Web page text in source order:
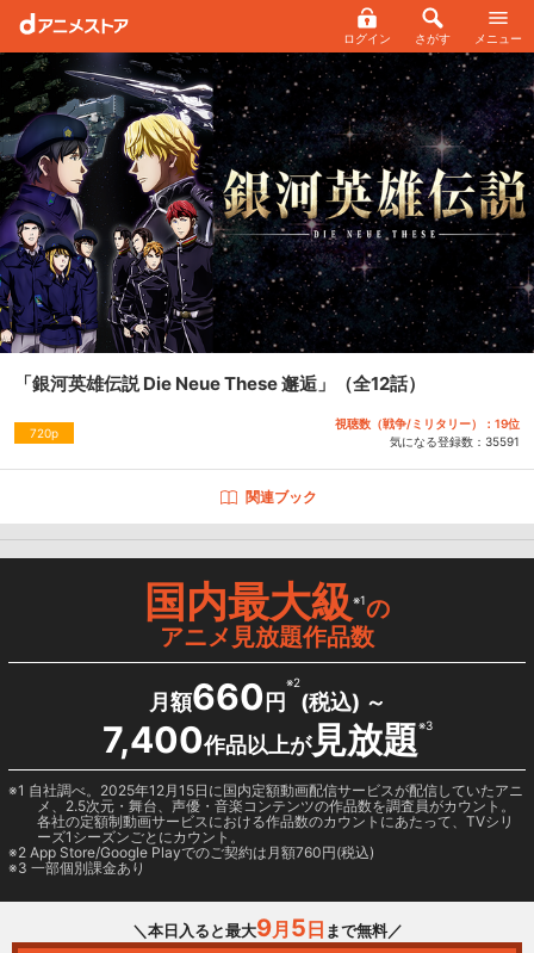
ログイン さがす メニュー
「銀河英雄伝説 Die Neue These 邂逅」 （全12話）
720p
視聴数（戦争/ミリタリー）：19位
気になる登録数： 35591
関連ブック
国内最大級※1の
アニメ見放題作品数
月額660 円
※2
(税込) ～
7,400作品以上が見放題※3
1 自社調べ。2025年12月15日に国内定額動画配信サービスが配信していたアニ
メ、2.5次元・舞台、声優・音楽コンテンツの作品数を調査員がカウント。
各社の定額制動画サービスにおける作品数のカウントにあたって、TVシリ
ーズ1シーズンごとにカウント。
2 App Store/Google Playでのご契約は月額760円(税込)
3 一部個別課金あり
＼本日入ると最大9月 5 日 まで無料／